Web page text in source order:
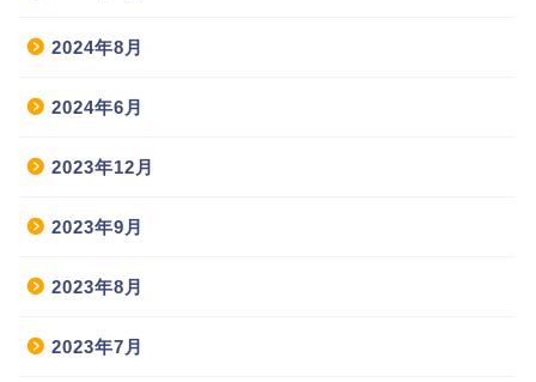
2024年8月
2024年6月
2023年12月
2023年9月
2023年8月
2023年7月